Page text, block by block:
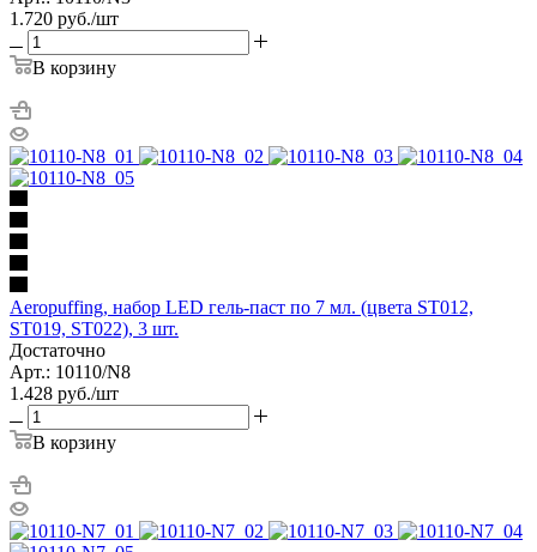
1.720 руб./шт
В корзину
Aeropuffing, набор LED гель-паст по 7 мл. (цвета ST012,
ST019, ST022), 3 шт.
Достаточно
Арт.: 10110/N8
1.428 руб./шт
В корзину